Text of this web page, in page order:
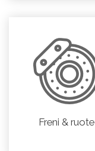
Freni & ruote